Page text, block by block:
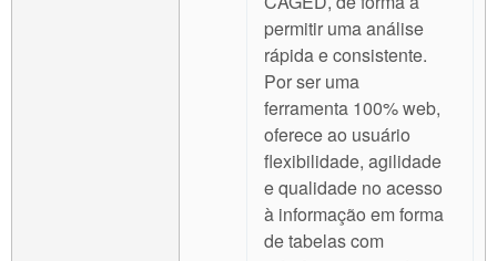
permitir uma análise
rápida e consistente.
Por ser uma
ferramenta 100% web,
oferece ao usuário
flexibilidade, agilidade
e qualidade no acesso
à informação em forma
de tabelas com